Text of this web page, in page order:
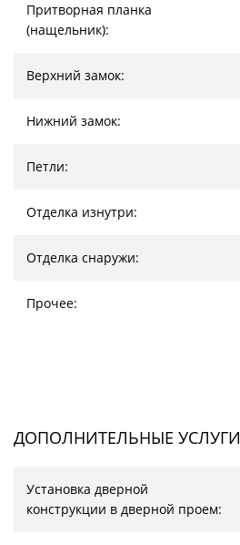
Притворная планка
(нащельник):
Верхний замок:
Нижний замок:
Петли:
Отделка изнутри:
Отделка снаружи:
Прочее:
ДОПОЛНИТЕЛЬНЫЕ УСЛУГИ
Установка дверной
конструкции в дверной проем: